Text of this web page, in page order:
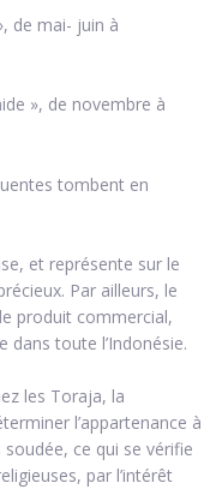
de mai- juin à
», de novembre à
tombent en
et représente sur le
Par ailleurs, le
produit commercial,
toute l’Indonésie.
les Toraja, la
l’appartenance à
ce qui se vérifie
par l’intérêt